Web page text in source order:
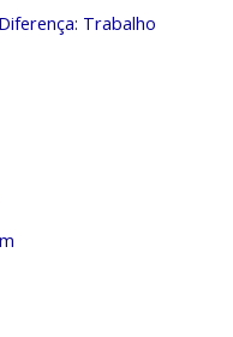
Trabalho